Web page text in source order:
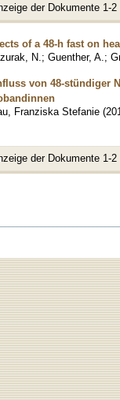
der Dokumente 1-2
of a 48-h fast on
N. ; Guenther, A. ;
von 48-stündiger
Franziska Stefanie (
der Dokumente 1-2